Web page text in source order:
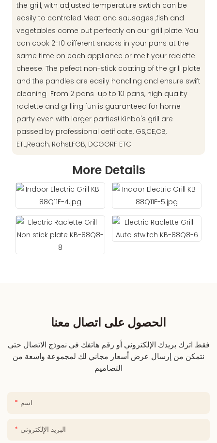
the grill, with adjusted temperature swtich can be
easily to controled Meat and sausages ,fish and
vegetables come out perfectly on our grill plate. You
can cook 2-10 different snacks in your pans at the
same time on each appliance or melt your raclette
cheese. The pefect non-stick coating of the grill plate
and the pandles are easily handling and ensure swift
cleaning From 2 pans up to 10 pans, high quality
raclette and grilling fun is guaranteed for home
party even with larger parties! Kinbo's grill are
passed by professional cetificate, GS,CE,CB,
ETL,Reach, RohsLFGB, DCGGRF ETC.
More Details
الحصول على اتصال معنا
فقط اترك بريدك الإلكتروني أو رقم هاتفك في نموذج الاتصال حتى
نتمكن من إرسال عرض أسعار مجاني لك لمجموعة واسعة من
التصاميم
اسم
البريد الإلكتروني